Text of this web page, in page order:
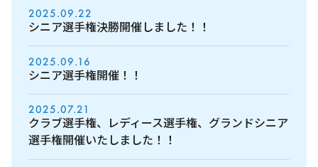
2025.09.22
シニア選手権決勝開催しました！！
2025.09.16
シニア選手権開催！！
2025.07.21
クラブ選手権、レディース選手権、グランドシニア
選手権開催いたしました！！